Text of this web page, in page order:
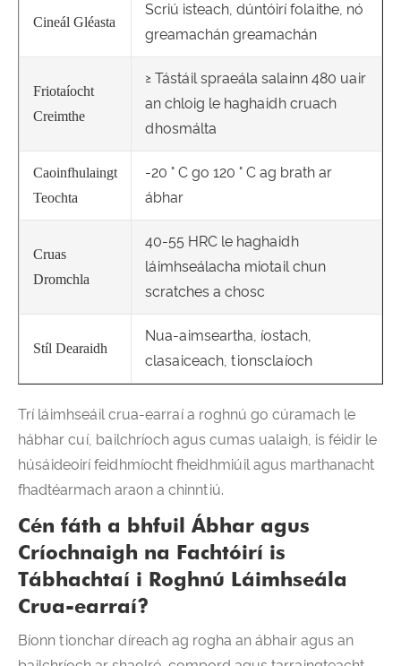
Cineál Gléasta
Scriú isteach, dúntóirí folaithe, nó
greamachán greamachán
Friotaíocht
Creimthe
≥ Tástáil spraeála salainn 480 uair
an chloig le haghaidh cruach
dhosmálta
Caoinfhulaingt
Teochta
-20 ° C go 120 ° C ag brath ar
ábhar
Cruas
Dromchla
40-55 HRC le haghaidh
láimhseálacha miotail chun
scratches a chosc
Stíl Dearaidh
Nua-aimseartha, íostach,
clasaiceach, tionsclaíoch
Trí láimhseáil crua-earraí a roghnú go cúramach le
hábhar cuí, bailchríoch agus cumas ualaigh, is féidir le
húsáideoirí feidhmíocht fheidhmiúil agus marthanacht
fhadtéarmach araon a chinntiú.
Cén fáth a bhfuil Ábhar agus
Críochnaigh na Fachtóirí is
Tábhachtaí i Roghnú Láimhseála
Crua-earraí?
Bíonn tionchar díreach ag rogha an ábhair agus an